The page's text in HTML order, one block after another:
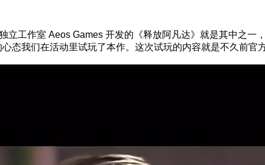
工作室 Aeos Games 开发的《释放阿凡达》就是其中之
态我们在活动里试玩了本作。这次试玩的内容就是不久前